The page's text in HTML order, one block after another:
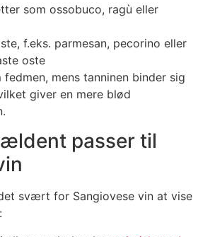
som ossobuco, ragù eller
f.eks. parmesan, pecorino eller
oste
mens tanninen binder sig
giver en mere blød
passer til
svært for Sangiovese vin at vise